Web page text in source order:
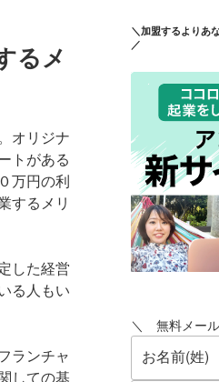
るメ
オリジナ
トがある
万円の利
するメリ
した経営
る人もい
ランチャ
しての基
＼加盟するよりあ
／
＼ 無料メー